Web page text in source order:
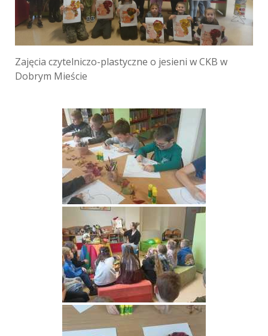
Zajęcia czytelniczo-plastyczne o jesieni w CKB w
Dobrym Mieście